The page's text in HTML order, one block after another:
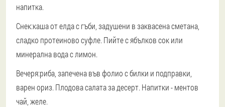
напитка.
Снек:каша от елда с гъби, задушени в заквасена сметана,
сладко протеиново суфле. Пийте с ябълков сок или
минерална вода с лимон.
Вечеря:риба, запечена във фолио с билки и подправки,
варен ориз. Плодова салата за десерт. Напитки - ментов
чай, желе.